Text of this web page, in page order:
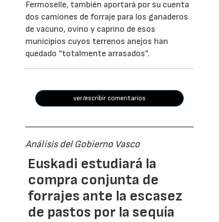
Fermoselle, también aportará por su cuenta
dos camiones de forraje para los ganaderos
de vacuno, ovino y caprino de esos
municipios cuyos terrenos anejos han
quedado “totalmente arrasados”.
ver/escribir comentarios
Análisis del Gobierno Vasco
Euskadi estudiará la
compra conjunta de
forrajes ante la escasez
de pastos por la sequía